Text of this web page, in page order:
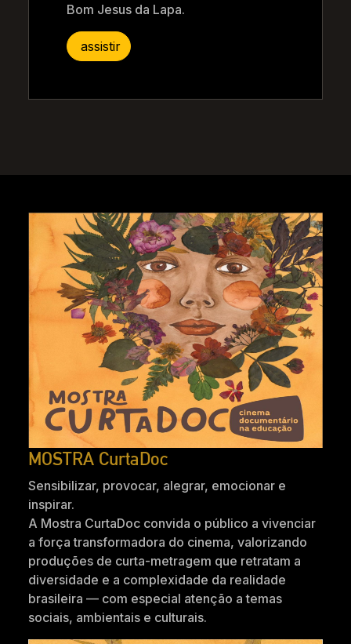
Bom Jesus da Lapa.
assistir
MOSTRA CurtaDoc
Sensibilizar, provocar, alegrar, emocionar e
inspirar.
A Mostra CurtaDoc convida o público a vivenciar
a força transformadora do cinema, valorizando
produções de curta-metragem que retratam a
diversidade e a complexidade da realidade
brasileira — com especial atenção a temas
sociais, ambientais e culturais.